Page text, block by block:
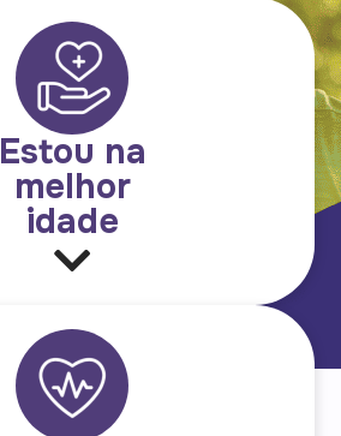
Estou na
melhor
idade